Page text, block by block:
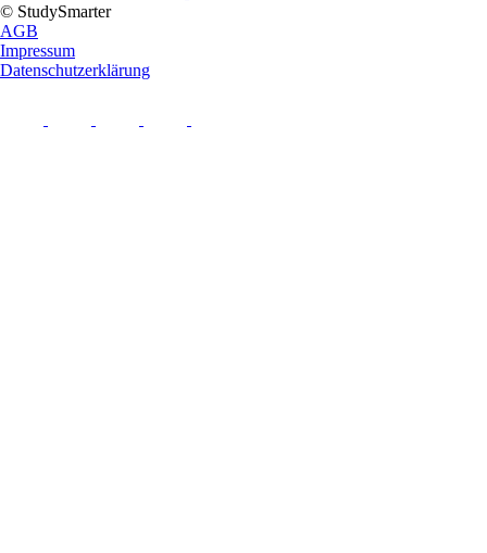
© StudySmarter
AGB
Impressum
Datenschutzerklärung